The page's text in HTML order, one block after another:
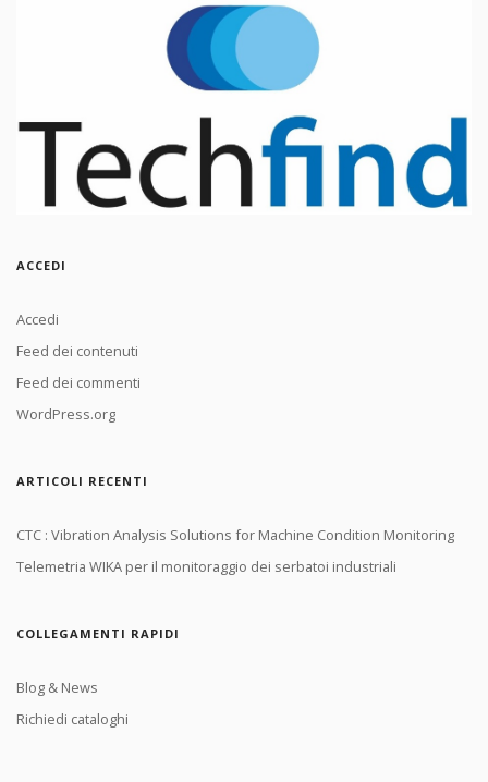
ACCEDI
Accedi
Feed dei contenuti
Feed dei commenti
WordPress.org
ARTICOLI RECENTI
CTC : Vibration Analysis Solutions for Machine Condition Monitoring
Telemetria WIKA per il monitoraggio dei serbatoi industriali
COLLEGAMENTI RAPIDI
Blog & News
Richiedi cataloghi